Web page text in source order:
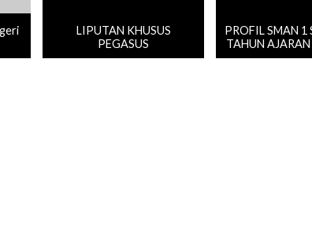
LIPUTAN KHUSUS
PEGASUS
PROFIL SMAN 1
TAHUN